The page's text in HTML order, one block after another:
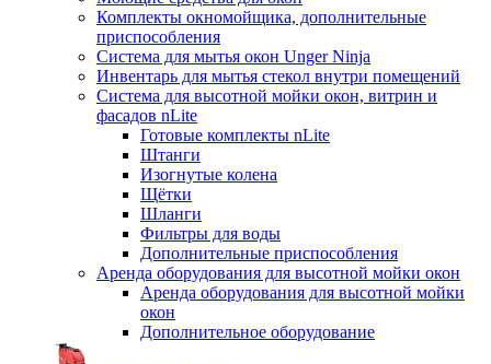
Комплекты окномойщика, дополнительные
приспособления
Система для мытья окон Unger Ninja
Инвентарь для мытья стекол внутри помещений
Система для высотной мойки окон, витрин и
фасадов nLite
Готовые комплекты nLite
Штанги
Изогнутые колена
Щётки
Шланги
Фильтры для воды
Дополнительные приспособления
Аренда оборудования для высотной мойки окон
Аренда оборудования для высотной мойки
окон
Дополнительное оборудование